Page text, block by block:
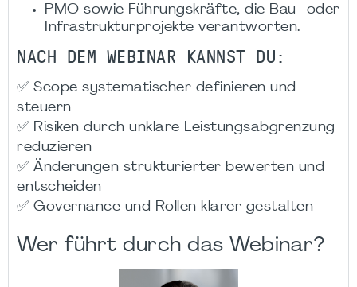
PMO sowie Führungskräfte, die Bau- oder
Infrastrukturprojekte verantworten.
NACH DEM WEBINAR KANNST DU:
✅ Scope systematischer definieren und
steuern
✅ Risiken durch unklare Leistungsabgrenzung
reduzieren
✅ Änderungen strukturierter bewerten und
entscheiden
✅ Governance und Rollen klarer gestalten
Wer führt durch das Webinar?